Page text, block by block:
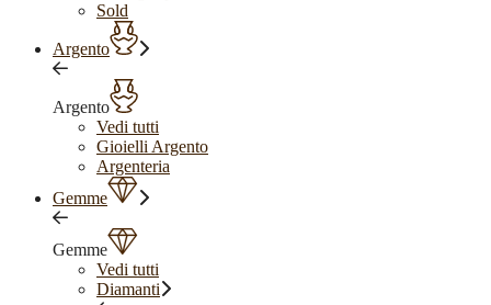
Sold
Argento
Argento
Vedi tutti
Gioielli Argento
Argenteria
Gemme
Gemme
Vedi tutti
Diamanti